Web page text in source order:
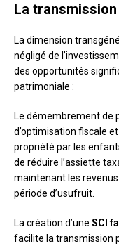
La
La dimension
négligé de
des opportunités
patrimoniale :
Le démembrement de
d’optimisation fiscale
propriété par les
de réduire l’assiette
maintenant les
période d’usufruit.
La création d’une SCI
facilite la transmission